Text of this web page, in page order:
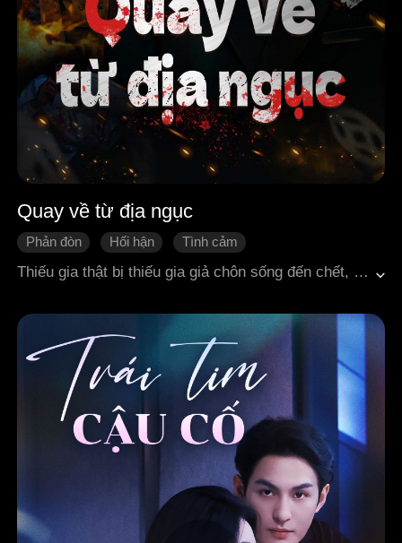
Quay về từ địa ngục
Phản đòn Hối hận
Tình cảm
Huyền huyễn kỳ ảo
Tình cảm gia đình
Thiếu gia thật bị thiếu gia giả chôn sống đến chết, mang theo nỗi uất ức mà hiến dâng bản thân cho oán linh nhập vào thân xác, quyết tâm đòi lại công bằng cho mình. Nam chính gây chấn động tại buổi tiệc gia đình nhà họ Lục, tiết lộ thân phận thật của mình, phơi bày sự thờ ơ của gia đình suốt ba năm qua, phản kích thiếu gia giả khi bị vu oan, rồi hoàn toàn cắt đứt quan hệ với nhà họ Lục. Khi chị cả tình cờ phát hiện những vết thương trên người nam chính, khiến cô không khỏi bàng hoàng và lo lắng. Tuy nhiên, nam chính không chấp nhận quay về, quyết định rời khỏi nhà Lục, bị chị cả ép buộc quay về. Anh quyết định tiếp tục kế hoạch trả thù, dùng chính khả năng và sự thông minh của mình để vạch trần và đáp trả những âm mưu của thiếu gia giả. Qua quá trình đó, bộ mặt giả dối của thiếu gia giả từng bước bị vạch trần trước mọi người. Cuối cùng, thiếu gia giả bị pháp luật trừng trị, các thành viên nhà họ Lục nhận ra sai lầm của mình. Linh hồn nguyên chủ rời đi, để lại cho nam chính cơ hội bắt đầu một cuộc sống mới.